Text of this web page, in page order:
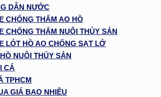
DẪN NƯỚC
CHỐNG THẤM AO HỒ
CHỐNG THẤM NUÔI THỦY SẢN
LÓT HỒ AO CHỐNG SẠT LỞ
NUÔI THỦY SẢN
CÁ
TPHCM
GIÁ BAO NHIÊU